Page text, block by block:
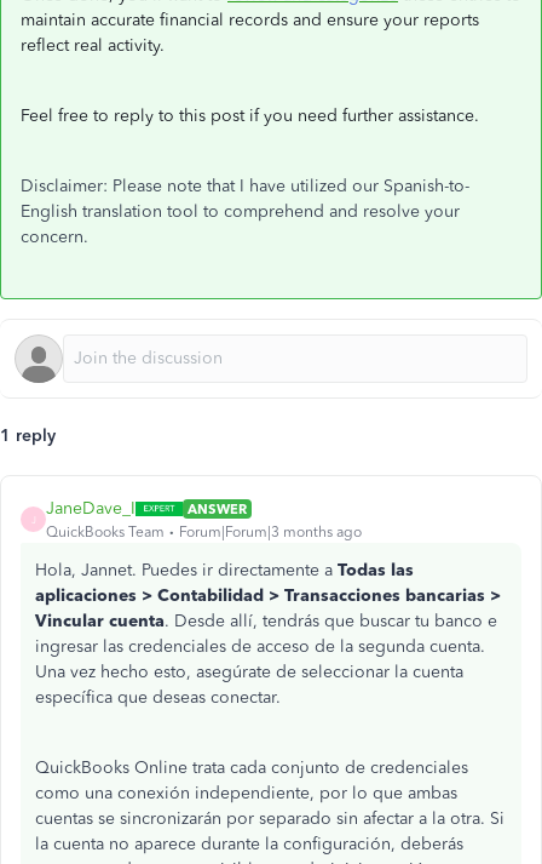
maintain accurate financial records and ensure your reports
reflect real activity.
Feel free to reply to this post if you need further assistance.
Disclaimer: Please note that I have utilized our Spanish-to-
English translation tool to comprehend and resolve your
concern.
1 reply
JaneDave_I
ANSWER
QuickBooks Team
Forum|Forum|3 months ago
Hola, Jannet. Puedes ir directamente a Todas las
aplicaciones > Contabilidad > Transacciones bancarias >
Vincular cuenta. Desde allí, tendrás que buscar tu banco e
ingresar las credenciales de acceso de la segunda cuenta.
Una vez hecho esto, asegúrate de seleccionar la cuenta
específica que deseas conectar.
QuickBooks Online trata cada conjunto de credenciales
como una conexión independiente, por lo que ambas
cuentas se sincronizarán por separado sin afectar a la otra. Si
la cuenta no aparece durante la configuración, deberás